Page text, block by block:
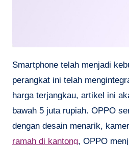
Smartphone telah menjadi kebutuhan pokok bagi hampir setiap orang. Baik untuk bekerja, belajar, berkomunikasi, hingga hiburan,
perangkat ini telah
harga terjangkau, artikel ini
bawah 5 juta rupiah. OPPO
dengan desain menarik,
ramah di kantong, OPPO